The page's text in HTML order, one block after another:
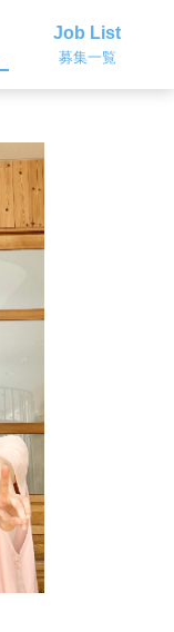
Job List
募集一覧